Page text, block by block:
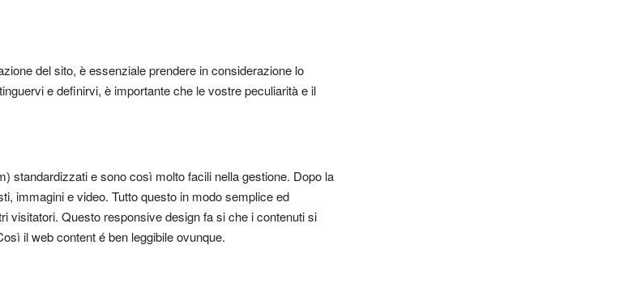
del sito, è essenziale prendere in considerazione lo
e definirvi, è importante che le vostre peculiarità e il
standardizzati e sono così molto facili nella gestione. Dopo la
immagini e video. Tutto questo in modo semplice ed
visitatori. Questo responsive design fa si che i contenuti si
il web content é ben leggibile ovunque.